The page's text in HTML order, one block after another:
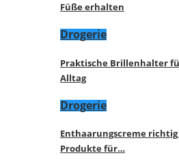
Füße erhalten
Drogerie
Praktische Brillenhalter
Alltag
Drogerie
Enthaarungscreme
Produkte für…